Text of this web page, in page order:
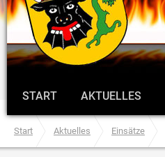
START AKTUELLES
Start Aktuelles Einsätze